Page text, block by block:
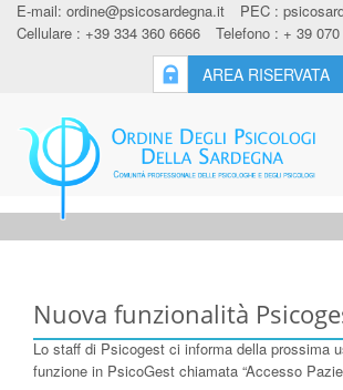
E-mail: ordine@psicosardegna.it PEC :
Cellulare : +39 334 360 6666
Telefono : + 39 070
AREA RISERVATA
Nuova funzionalità
Lo staff di Psicogest ci informa della prossima
funzione in PsicoGest chiamata “Accesso